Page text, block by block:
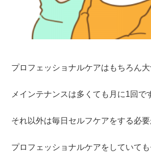
プロフェッショナルケアはもちろん
メインテナンスは多くても月に1回で
それ以外は毎日セルフケアをする必
プロフェッショナルケアをしていて